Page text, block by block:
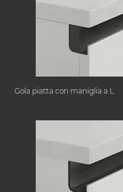
Gola piatta con maniglia a L